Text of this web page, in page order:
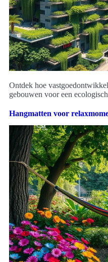
Ontdek hoe
gebouwen voor een
Hangmatten voor